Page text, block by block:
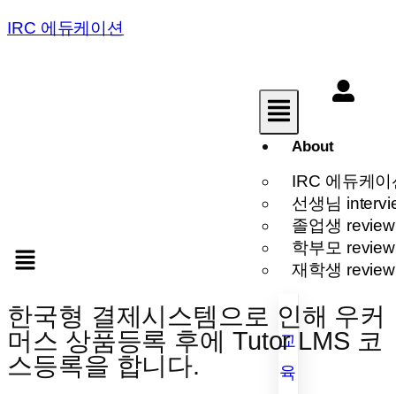
IRC 에듀케이션
About
IRC 에듀케이
선생님
졸업생 review
학부모 review
재학생 review
교
육
한국형 결제시스템으로 인해 우커
머스 상품등록 후에 Tutor LMS 코
스등록을 합니다.